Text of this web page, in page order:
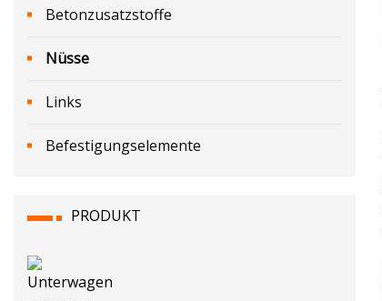
Betonzusatzstoffe
Nüsse
Links
Befestigungselemente
PRODUKT